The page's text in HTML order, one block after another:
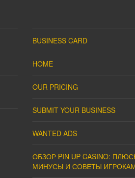
BUSINESS CARD
HOME
OUR PRICING
SUBMIT YOUR BUSINESS
WANTED ADS
ОБЗОР PIN UP CASINO:
МИНУСЫ И СОВЕТЫ